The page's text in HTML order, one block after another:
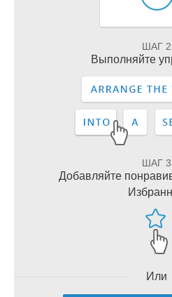
ШАГ 2
Выполняйте
ШАГ 3
Добавляйте
Или